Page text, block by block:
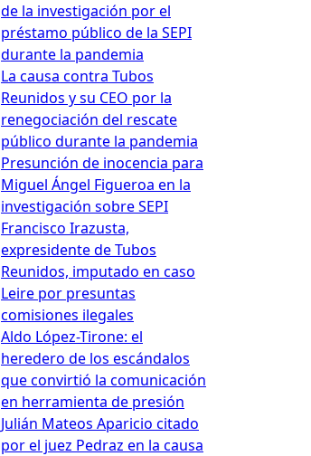
de la investigación por el
préstamo público de la SEPI
durante la pandemia
La causa contra Tubos
Reunidos y su CEO por la
renegociación del rescate
público durante la pandemia
Presunción de inocencia para
Miguel Ángel Figueroa en la
investigación sobre SEPI
Francisco Irazusta,
expresidente de Tubos
Reunidos, imputado en caso
Leire por presuntas
comisiones ilegales
Aldo López-Tirone: el
heredero de los escándalos
que convirtió la comunicación
en herramienta de presión
Julián Mateos Aparicio citado
por el juez Pedraz en la causa